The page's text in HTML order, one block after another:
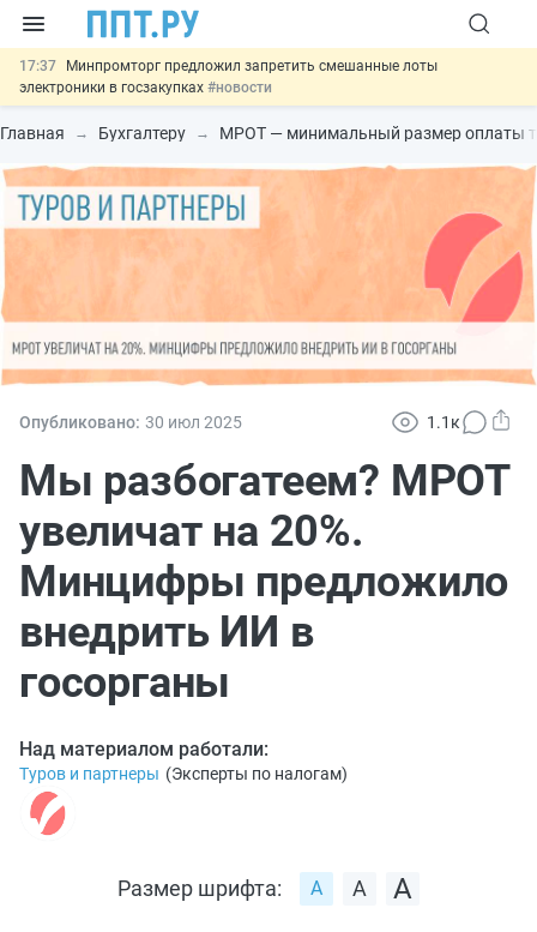
17:37
Минпромторг предложил запретить смешанные лоты
электроники в госзакупках #новости
17:13 Подписан указ об отмене спецрежима для вкладов физлиц из
недружественных стран
#новости
сделках: инициатива
#новости
15:51 МВД запускает автоматическое аннулирование патента
иностранцев за неуплату НДФЛ#новости
Обеспечительный платёж СПОТ могут заменить
банковской гарантией
Главная Бухгалтеру МРОТ — минимальный размер оплаты
Опубликовано: 30 июл 2025 1.1к
Мы разбогатеем? МРОТ
увеличат на 20%.
Минцифры предложило
внедрить ИИ в
госорганы
Над материалом работали:
Туров и партнеры (Эксперты по налогам)
Размер шрифта: